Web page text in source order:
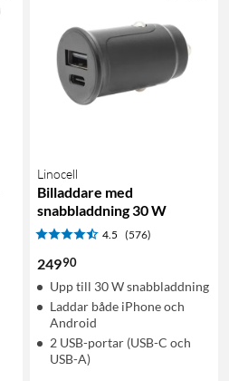
Linocell
Billaddare med
snabbladdning 30 W
4.5 (576)
24990
Upp till 30 W snabbladdning
Laddar både iPhone och
Android
2 USB-portar (USB-C och
USB-A)